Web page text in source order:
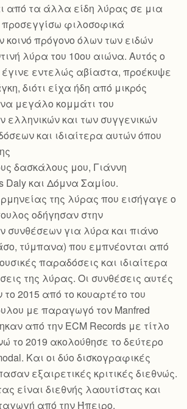
από τα άλλα είδη λύρας σε μια
φιλοσοφικά
κοινό πρόγονο όλων των ειδών
λύρα του 10ου αιώνα. Αυτός ο
εντελώς αβίαστα, προέκυψε
διότι είχα ήδη από μικρός
μεγάλο κομμάτι του
ελληνικών και των συγγενικών
και ιδιαίτερα αυτών όπου
δασκάλους μου, Γιάννη
Daly και Δόμνα Σαμίου.
της λύρας που εισήγαγε ο
οδήγησαν στην
συνθέσεων για λύρα και πιάνο
τύμπανα) που εμπνέονται από
παραδόσεις και ιδιαίτερα
της λύρας. Οι συνθέσεις αυτές
2015 από το κουαρτέτο του
με παραγωγό τον Manfred
από την ECM Records με τίτλο
το 2019 ακολούθησε το δεύτερο
Και οι δύο δισκογραφικές
εξαιρετικές κριτικές διεθνώς.
είναι διεθνής λαουτίστας και
από την Ήπειρο.